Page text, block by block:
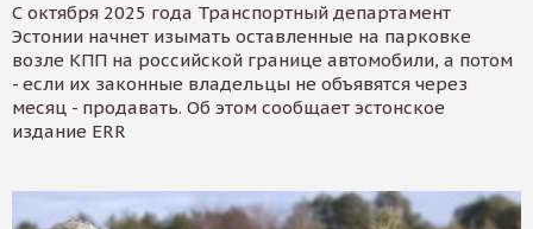
С октября 2025 года Транспортный департамент
Эстонии начнет изымать оставленные на парковке
возле КПП на российской границе автомобили, а потом
- если их законные владельцы не объявятся через
месяц - продавать. Об этом сообщает эстонское
издание ERR